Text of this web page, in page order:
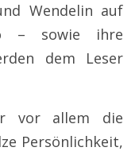
Wendelin auf
– sowie ihre
dem Leser
vor allem die
Persönlichkeit,